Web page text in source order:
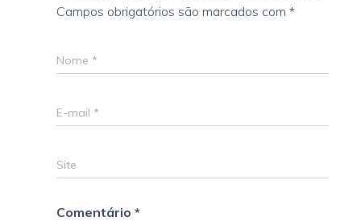
Campos obrigatórios são marcados com *
Nome *
E-mail *
Site
Comentário *